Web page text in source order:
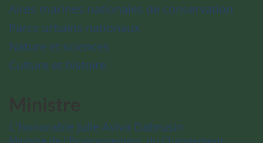
Aires marines nationales de conservation
Parcs urbains nationaux
Nature et sciences
Culture et histoire
L’honorable Julie Aviva Dabrusin